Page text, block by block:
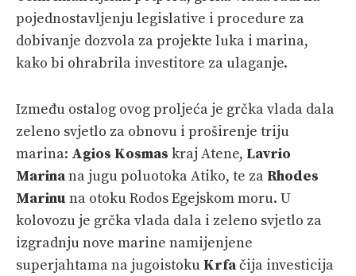
pojednostavljenju legislative i procedure za
dobivanje dozvola za projekte luka i marina,
kako bi ohrabrila investitore za ulaganje.
Između ostalog ovog proljeća je grčka vlada dala
zeleno svjetlo za obnovu i proširenje triju
marina: Agios Kosmas kraj Atene, Lavrio
Marinana jugu poluotoka Atiko, te za Rhodes
Marinu na otoku Rodos Egejskom moru. U
kolovozu je grčka vlada dala i zeleno svjetlo za
izgradnju nove marine namijenjene
superjahtama na jugoistoku Krfačija investicija